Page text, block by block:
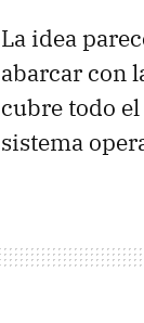
La idea
abarcar con
cubre todo
sistema